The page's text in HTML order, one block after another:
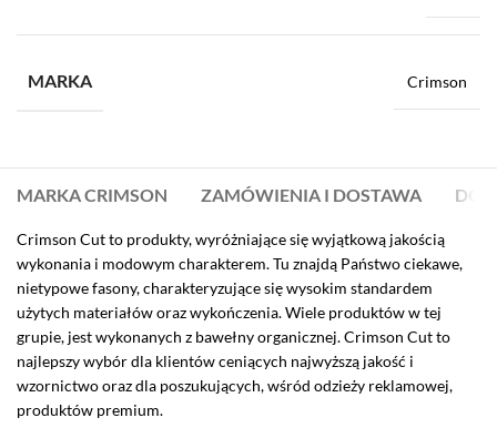
MARKA Crimson
MARKA CRIMSON ZAMÓWIENIA I DOSTAWA DO
Crimson Cut to produkty, wyróżniające się wyjątkową jakością
wykonania i modowym charakterem. Tu znajdą Państwo ciekawe,
nietypowe fasony, charakteryzujące się wysokim standardem
użytych materiałów oraz wykończenia. Wiele produktów w tej
grupie, jest wykonanych z bawełny organicznej. Crimson Cut to
najlepszy wybór dla klientów ceniących najwyższą jakość i
wzornictwo oraz dla poszukujących, wśród odzieży reklamowej,
produktów premium.